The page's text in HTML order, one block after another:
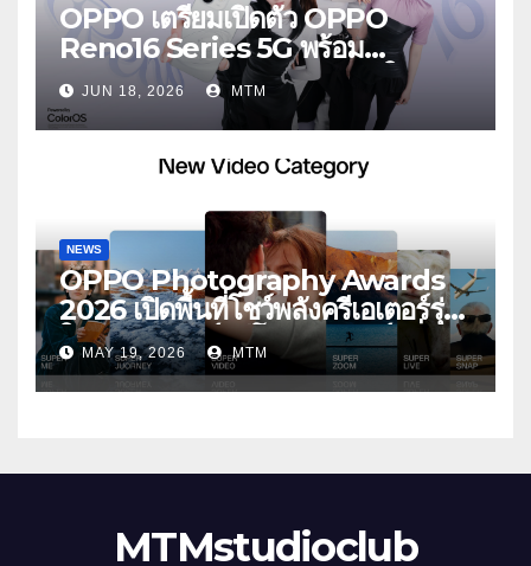
OPPO เตรียมเปิดตัว OPPO
Reno16 Series 5G พร้อม
ประกาศ BABYMONSTER ใน
ฐานะ Reno Girls ชวนสัมผัส
ประสบการณ์ถ่ายภาพมุมกว้างพิเศษที่
อัปเกรดไปอีกขั้น กับ 4 สี 4 เทรนดี้
JUN 18, 2026 MTM
NEWS
OPPO Photography Awards
2026 เปิดพื้นที่โชว์พลังครีเอเตอร์รุ่น
ใหม่ รับเทรนด์วิดีโอคอนเทนต์ เพิ่ม
หมวด “Super Video” ครั้งแรก
MAY 19, 2026 MTM
MTMstudioclub